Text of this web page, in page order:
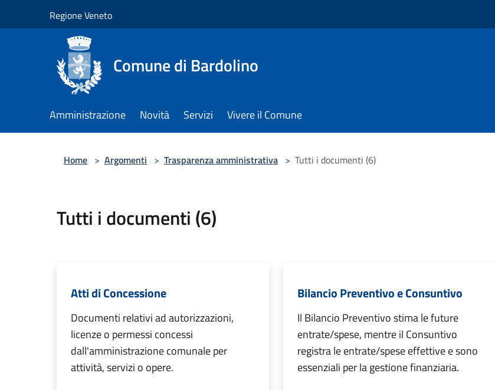
Regione Veneto
Comune di Bardolino
Amministrazione Novità Servizi Vivere il Comune
Home > Argomenti > Trasparenza amministrativa > Tutti i documenti (6)
Tutti i documenti (6)
Atti di Concessione
Documenti relativi ad autorizzazioni,
licenze o permessi concessi
dall'amministrazione comunale per
attività, servizi o opere.
Bilancio Preventivo e Consuntivo
Il Bilancio Preventivo stima le future
entrate/spese, mentre il Consuntivo
registra le entrate/spese effettive e sono
essenziali per la gestione finanziaria.